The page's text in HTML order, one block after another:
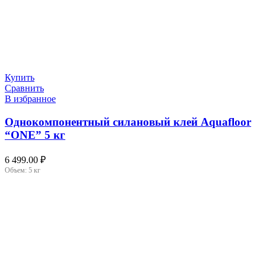
Купить
Сравнить
В избранное
Однокомпонентный силановый клей Aquafloor
“ONE” 5 кг
6 499.00 ₽
Объем: 5 кг